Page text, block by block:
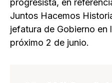
progresista, en
Juntos Hacemos
jefatura de Gobierno en
próximo 2 de junio.